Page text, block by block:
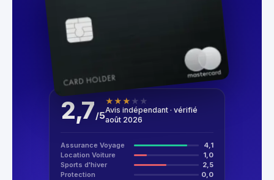
2,7/5
★★★ ★ ★
Avis indépendant · vérifié
août 2026
Assurance Voyage
4,1
Location Voiture
1,0
Sports d'hiver
2,5
Protection
0,0